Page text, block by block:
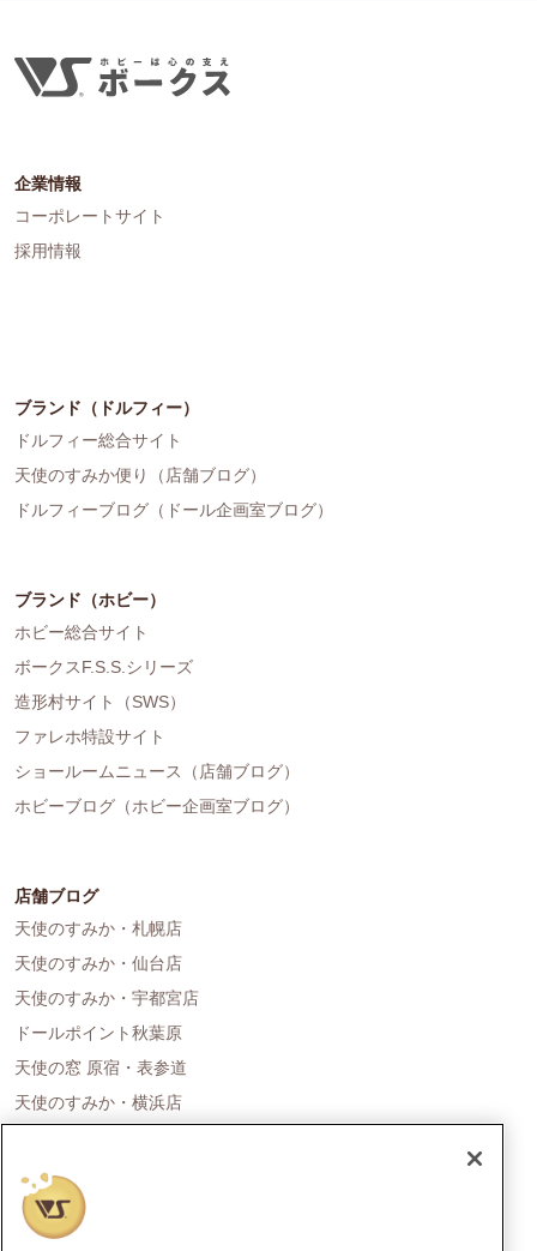
企業情報
コーポレートサイト
採用情報
ブランド（ドルフィー）
ドルフィー総合サイト
天使のすみか便り（店舗ブログ）
ドルフィーブログ（ドール企画室ブログ）
ブランド（ホビー）
ホビー総合サイト
ボークスF.S.S.シリーズ
造形村サイト（SWS）
ファレホ特設サイト
ショールームニュース（店舗ブログ）
ホビーブログ（ホビー企画室ブログ）
店舗ブログ
天使のすみか・札幌店
天使のすみか・仙台店
天使のすみか・宇都宮店
ドールポイント秋葉原
天使の窓 原宿・表参道
天使のすみか・横浜店
天使の里 霞中庵
ドールポイント大阪
天使のすみか・神戸店